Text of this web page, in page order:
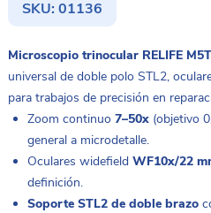
SKU: 01136
Microscopio trinocular RELIFE
universal de doble polo STL2,
para trabajos de precisión en
Zoom continuo 7–50x (objetivo
general a microdetalle.
Oculares widefield WF10x/22
definición.
Soporte STL2 de doble brazo